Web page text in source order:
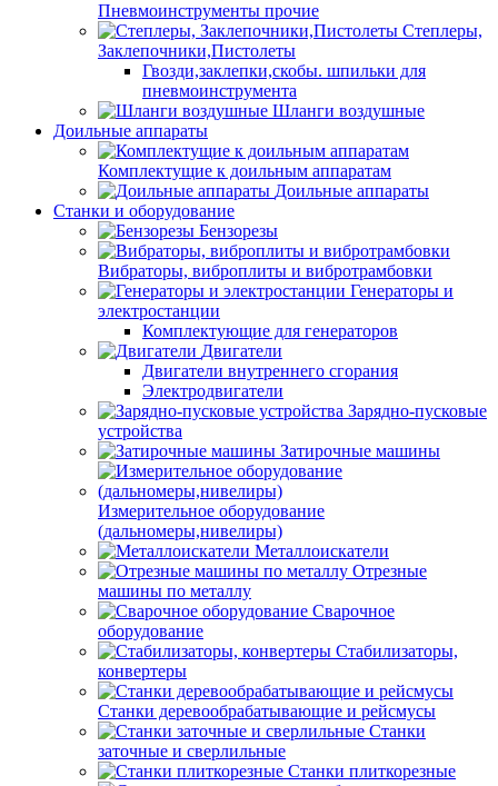
Пневмоинструменты прочие
Степлеры,
Заклепочники,Пистолеты
Гвозди,заклепки,скобы. шпильки для
пневмоинструмента
Шланги воздушные
Доильные аппараты
Комплектущие к доильным аппаратам
Доильные аппараты
Станки и оборудование
Бензорезы
Вибраторы, виброплиты и вибротрамбовки
Генераторы и
электростанции
Комплектующие для генераторов
Двигатели
Двигатели внутреннего сгорания
Электродвигатели
Зарядно-пусковые
устройства
Затирочные машины
Измерительное оборудование
(дальномеры,нивелиры)
Металлоискатели
Отрезные
машины по металлу
Сварочное
оборудование
Стабилизаторы,
конвертеры
Станки деревообрабатывающие и рейсмусы
Станки
заточные и сверлильные
Станки плиткорезные